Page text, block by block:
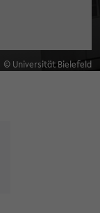
© Universität Bielefeld